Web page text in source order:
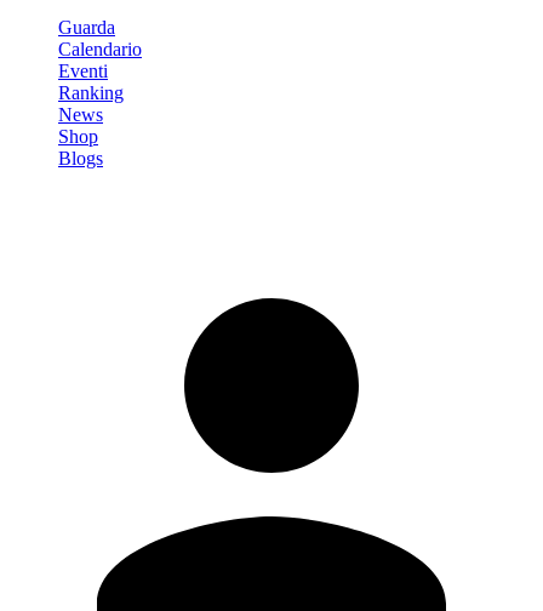
Guarda
Calendario
Eventi
Ranking
News
Shop
Blogs